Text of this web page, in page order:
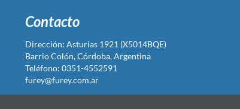
Contacto
Dirección: Asturias 1921 (X5014BQE)
Barrio Colón, Córdoba, Argentina
Teléfono: 0351-4552591
furey@furey.com.ar